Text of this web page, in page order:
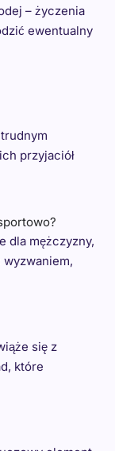
– życzenia
ewentualny
przyjaciół
dla mężczyzny,
się z
które